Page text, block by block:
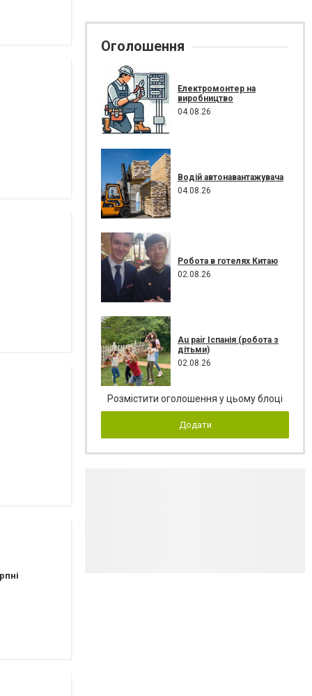
Оголошення
Електромонтер на
виробництво
04.08.26
Водій автонавантажувача
04.08.26
Робота в готелях Китаю
02.08.26
Au pair Іспанія (робота з
дітьми)
02.08.26
Розмістити оголошення у цьому блоці
Додати